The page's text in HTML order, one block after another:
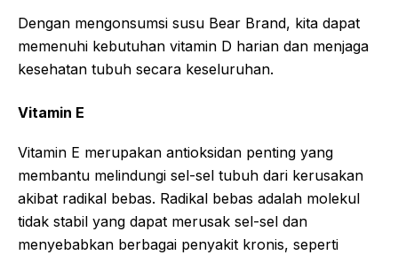
Dengan mengonsumsi susu Bear Brand, kita dapat
memenuhi kebutuhan vitamin D harian dan menjaga
kesehatan tubuh secara keseluruhan.
Vitamin E
Vitamin E merupakan antioksidan penting yang
membantu melindungi sel-sel tubuh dari kerusakan
akibat radikal bebas. Radikal bebas adalah molekul
tidak stabil yang dapat merusak sel-sel dan
menyebabkan berbagai penyakit kronis, seperti